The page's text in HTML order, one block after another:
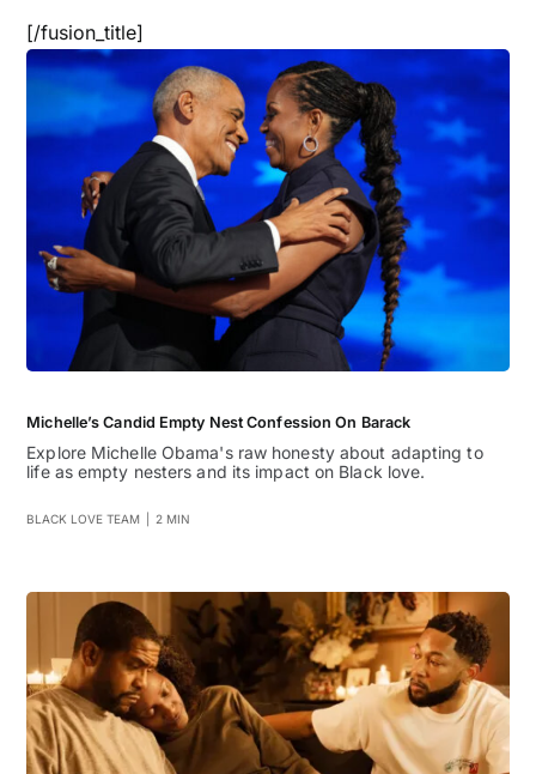
[/fusion_title]
Michelle’s Candid Empty Nest Confession On Barack
Explore Michelle Obama's raw honesty about adapting to
life as empty nesters and its impact on Black love.
BLACK LOVE TEAM 2 MIN